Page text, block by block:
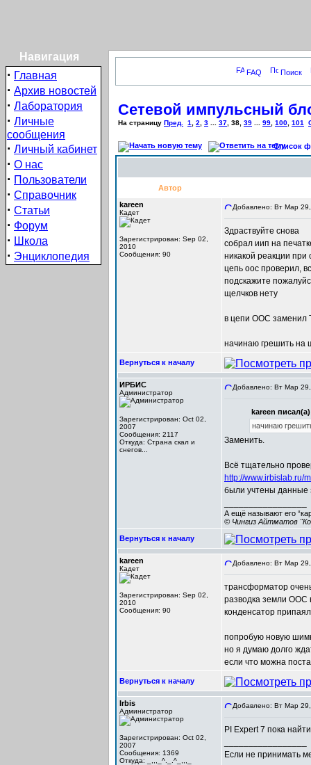
Навигация
· Главная
· Архив новостей
· Лаборатория
· Личные
сообщения
· Личный кабинет
· О нас
· Пользователи
· Справочник
· Статьи
· Форум
· Школа
· Энциклопедия
FAQ Поиск
Сетевой импульсный
На страницу Пред. 1 2 3 37 38 39 99 100 101
Список
Автор
kareen
Кадет
Зарегистрирован: Sep 02,
2010
Сообщения: 90
Добавлено: Вт Мар
Здраствуйте снова
собрал иип на
никакой реакции
цепь оос проверил,
подскажите
щелчков нету
в цепи ООС заменил
начинаю грешить на
Вернуться к началу
ИРБИС
Администратор
Зарегистрирован: Oct 02,
2007
Сообщения: 2117
Откуда: Cтрана скал и
снегов...
Добавлено: Вт Мар
kareen
начинаю
Заменить.
Всё тщательно
http://www.irbislab.ru/
были учтены данные
А ещё называют его
© Чингиз Айтматов
Вернуться к началу
kareen
Кадет
Зарегистрирован: Sep 02,
2010
Сообщения: 90
Добавлено: Вт Мар
трансформатор
разводка земли ООС
конденсатор
попробую новую
но я думаю долго
если что можна
Вернуться к началу
Irbis
Администратор
Зарегистрирован: Oct 02,
2007
Сообщения: 1369
Откуда: _,,,_^._.^_,,,_
Добавлено: Вт Мар
PI Expert 7 пока
Если не принимать